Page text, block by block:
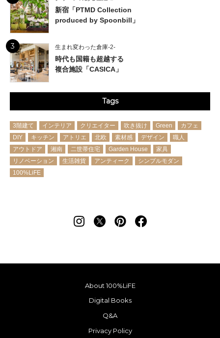
新宿「PTMD Collection
produced by Spoonbill」
3 生まれ変わった倉庫-2-
時代も国籍も超越する
複合施設「CASICA」
Tags
3階建て インテリア クリエイター 吹き抜け Green
カフェ
DIY
キッチン アトリエ 北欧 素材感 デザイン
職人
アウトドア
湘南 二世帯住宅 Garden House
家具
リノベーション
生活雑貨 アンティーク
シンプルモダン
100%LiFE
About 100%LiFE
Digital Books
Q&A
Privacy Policy